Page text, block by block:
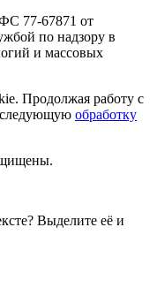
77-67871 от
по надзору в
и массовых
Продолжая работу с
обработку
Выделите её и